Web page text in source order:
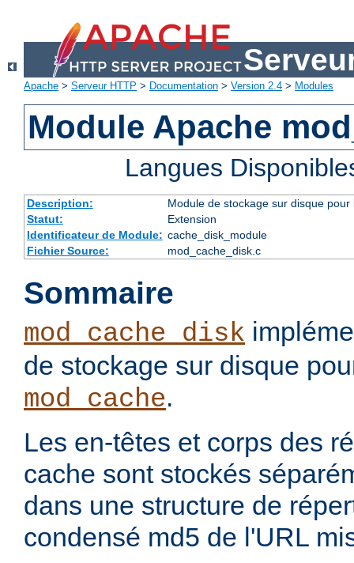
Apache > Serveur HTTP > Documentation > Version 2.4 > Modules
Module Apache
Langues
Description:
Module de stockage sur disque
Statut:
Extension
Identificateur de Module: cache_disk_module
Fichier Source:
mod_cache_disk.c
Sommaire
mod_cache_disk
de stockage sur disque
mod_cache.
Les en-têtes et corps des
cache sont stockés
dans une structure de
condensé md5 de l'URL